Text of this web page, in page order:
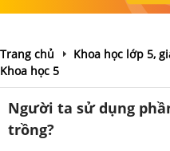
Trang chủ
Khoa học lớp 5,
Khoa học 5
Người ta sử dụng
trồng?